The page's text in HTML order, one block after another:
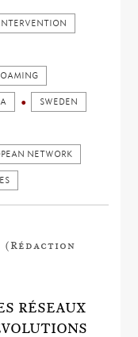
SWEDEN
NETWORK
(Rédaction
RÉSEAUX